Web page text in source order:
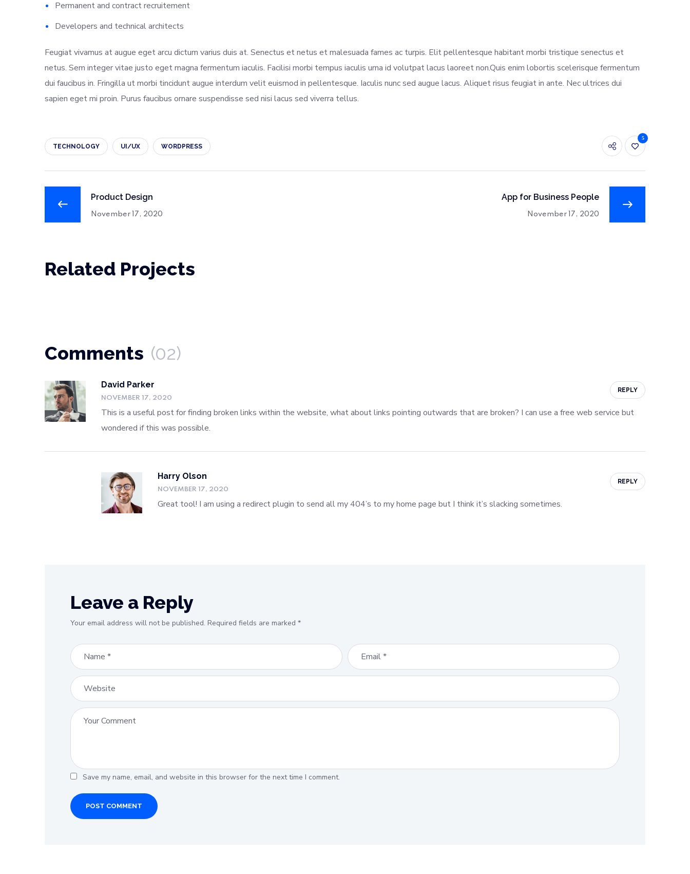
Permanent and contract recruitement
Developers and technical architects
Feugiat vivamus at augue eget arcu dictum varius duis at. Senectus et netus et malesuada fames ac turpis. Elit pellentesque habitant morbi tristique senectus et
netus. Sem integer vitae justo eget magna fermentum iaculis. Facilisi morbi tempus iaculis urna id volutpat lacus laoreet non.Quis enim lobortis scelerisque fermentum
dui faucibus in. Fringilla ut morbi tincidunt augue interdum velit euismod in pellentesque. Iaculis nunc sed augue lacus. Aliquet risus feugiat in ante. Nec ultrices dui
sapien eget mi proin. Purus faucibus ornare suspendisse sed nisi lacus sed viverra tellus.
TECHNOLOGY UI/UX WORDPRESS
5
Product Design
November 17, 2020
App for Business People
November 17, 2020
Related Projects
Comments (02)
David Parker
NOVEMBER 17, 2020
This is a useful post for finding broken links within the website, what about links pointing outwards that are broken? I can use a free web service but
wondered if this was possible.
REPLY
Harry Olson
NOVEMBER 17, 2020
Great tool! I am using a redirect plugin to send all my 404’s to my home page but I think it’s slacking sometimes.
REPLY
Leave a Reply
Your email address will not be published. Required fields are marked *
Save my name, email, and website in this browser for the next time I comment.